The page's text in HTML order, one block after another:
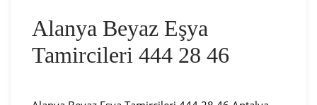
Alanya Beyaz Eşya
Tamircileri 444 28 46